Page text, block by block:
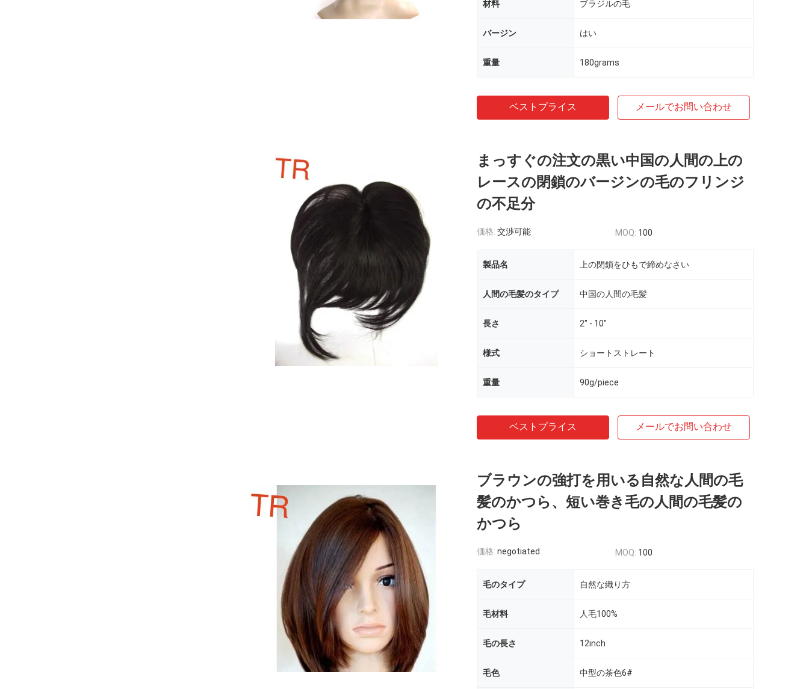
材料 ブラジルの毛
バージン はい
重量 180grams
ベストプライス メールでお問い合わせ
まっすぐの注文の黒い中国の人間の上の
レースの閉鎖のバージンの毛のフリンジ
の不足分
価格: 交渉可能 MOQ: 100
製品名 上の閉鎖をひもで締めなさい
人間の毛髪のタイプ 中国の人間の毛髪
長さ 2" - 10"
様式 ショートストレート
重量 90g/piece
ベストプライス メールでお問い合わせ
ブラウンの強打を用いる自然な人間の毛
髪のかつら、短い巻き毛の人間の毛髪の
かつら
価格: negotiated MOQ: 100
毛のタイプ 自然な織り方
毛材料 人毛100%
毛の長さ 12inch
毛色 中型の茶色6#